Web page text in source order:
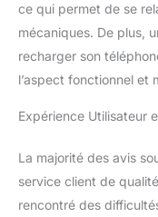
ce qui permet de se
mécaniques. De plus,
recharger son
l’aspect fonctionnel et
Expérience Utilisateur
La majorité des avis
service client de
rencontré des